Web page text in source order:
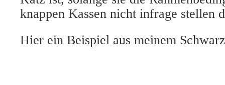
knappen Kassen nicht infrage stellen
Hier ein Beispiel aus meinem